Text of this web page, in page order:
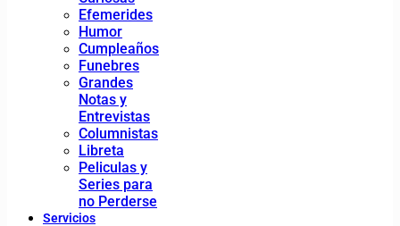
Efemerides
Humor
Cumpleaños
Funebres
Grandes
Notas y
Entrevistas
Columnistas
Libreta
Peliculas y
Series para
no Perderse
Servicios